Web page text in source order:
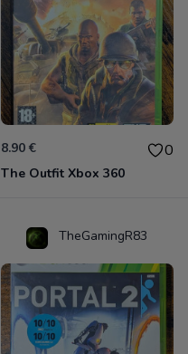
8.90 € 0
The Outfit Xbox 360
TheGamingR83